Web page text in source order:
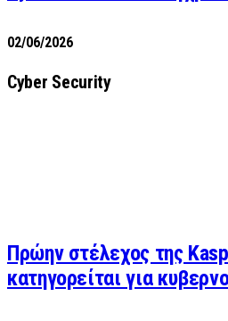
02/06/2026
Cyber Security
Πρώην στέλεχος της
κατηγορείται για